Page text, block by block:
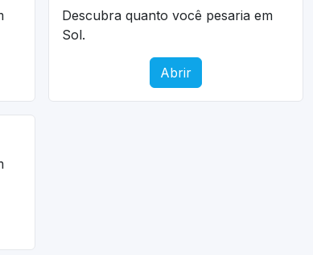
Descubra quanto você pesaria em
Sol.
Abrir